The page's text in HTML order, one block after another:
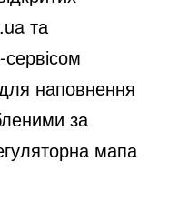
та
наповнення
за
мапа